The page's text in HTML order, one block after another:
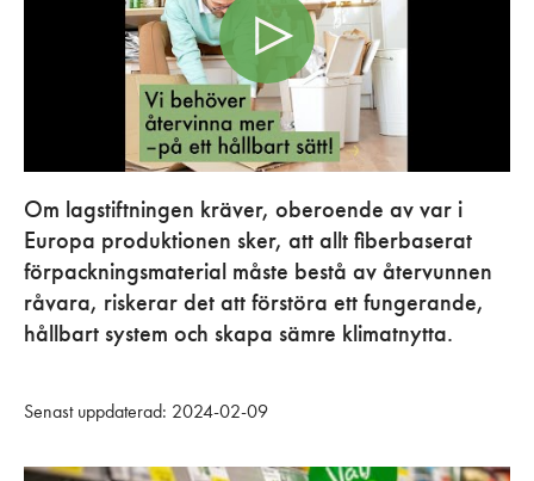
Om lagstiftningen kräver, oberoende av var i
Europa produktionen sker, att allt fiberbaserat
förpackningsmaterial måste bestå av återvunnen
råvara, riskerar det att förstöra ett fungerande,
hållbart system och skapa sämre klimatnytta.
Senast uppdaterad: 2024-02-09